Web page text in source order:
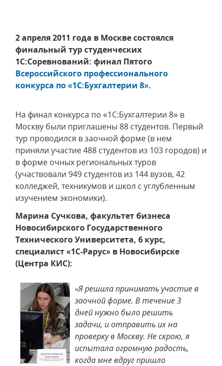
2 апреля 2011 года в Москве состоялся
финальный тур студенческих
1С:Соревнований: финал Пятого
Всероссийского профессионального
конкурса по «1С:Бухгалтерии 8».
На финал конкурса по «1С:Бухгалтерии 8» в
Москву были приглашены 88 студентов. Первый
тур проводился в заочной форме (в нем
приняли участие 488 студентов из 103 городов) и
в форме очных региональных туров
(участвовали 949 студентов из 144 вузов, 42
колледжей, техникумов и школ с углубленным
изучением экономики).
Марина Сучкова, факультет бизнеса
Новосибирского Государственного
Технического Университета, 6 курс,
cпециалист «1С-Рарус» в Новосибирске
(Центра КИС):
«Я решила принимать участие в
заочной форме. В течение 3
дней нужно было решить
задачи, и отправить их на
проверку в Москву. Не скрою, я
испытала огромную радость,
когда мне вдруг пришло